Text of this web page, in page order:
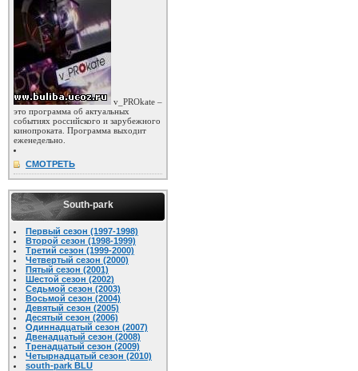
v_PROkate –
это программа об актуальных
событиях российского и зарубежного
кинопроката. Программа выходит
еженедельно.
СМОТРЕТЬ
South-park
Первый сезон (1997-1998)
Второй сезон (1998-1999)
Третий сезон (1999-2000)
Четвертый сезон (2000)
Пятый сезон (2001)
Шестой сезон (2002)
Седьмой сезон (2003)
Восьмой сезон (2004)
Девятый сезон (2005)
Десятый сезон (2006)
Одиннадцатый сезон (2007)
Двенадцатый сезон (2008)
Тренадцатый сезон (2009)
Четырнадцатый сезон (2010)
south-park BLU